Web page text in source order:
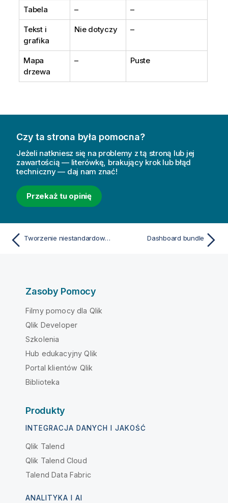
Tabela – –
Tekst i
grafika
Nie dotyczy –
Mapa
drzewa
– Puste
Czy ta strona była pomocna?
Jeżeli natkniesz się na problemy z tą stroną lub jej
zawartością — literówkę, brakujący krok lub błąd
techniczny — daj nam znać!
Przekaż tu opinię
Tworzenie niestandardowych etykietek Dashboard bundle
Zasoby Pomocy
Filmy pomocy dla Qlik
Qlik Developer
Szkolenia
Hub edukacyjny Qlik
Portal klientów Qlik
Biblioteka
Produkty
INTEGRACJA DANYCH I JAKOŚĆ
Qlik Talend
Qlik Talend Cloud
Talend Data Fabric
ANALITYKA I AI